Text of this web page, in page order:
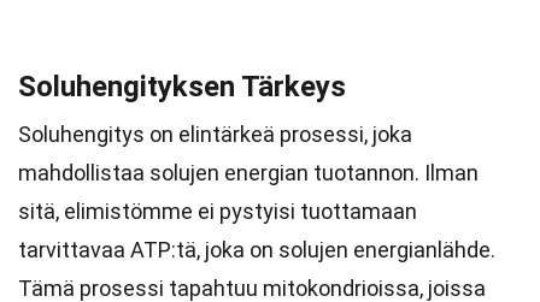
Soluhengityksen Tärkeys
Soluhengitys on elintärkeä prosessi, joka
mahdollistaa solujen energian tuotannon. Ilman
sitä, elimistömme ei pystyisi tuottamaan
tarvittavaa ATP:tä, joka on solujen energianlähde.
Tämä prosessi tapahtuu mitokondrioissa, joissa